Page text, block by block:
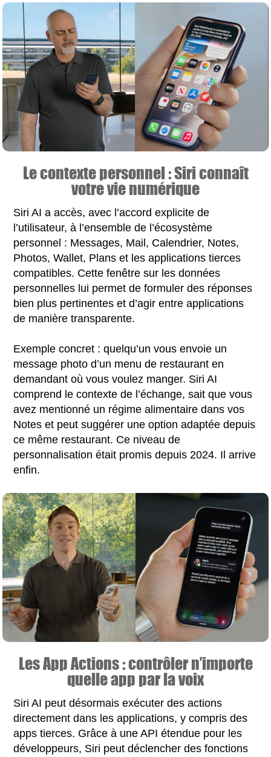
Le contexte personnel : Siri connaît
votre vie numérique
Siri AI a accès, avec l’accord explicite de
l’utilisateur, à l’ensemble de l’écosystème
personnel : Messages, Mail, Calendrier, Notes,
Photos, Wallet, Plans et les applications tierces
compatibles. Cette fenêtre sur les données
personnelles lui permet de formuler des réponses
bien plus pertinentes et d’agir entre applications
de manière transparente.
Exemple concret : quelqu’un vous envoie un
message photo d’un menu de restaurant en
demandant où vous voulez manger. Siri AI
comprend le contexte de l’échange, sait que vous
avez mentionné un régime alimentaire dans vos
Notes et peut suggérer une option adaptée depuis
ce même restaurant. Ce niveau de
personnalisation était promis depuis 2024. Il arrive
enfin.
Les App Actions : contrôler n’importe
quelle app par la voix
Siri AI peut désormais exécuter des actions
directement dans les applications, y compris des
apps tierces. Grâce à une API étendue pour les
développeurs, Siri peut déclencher des fonctions